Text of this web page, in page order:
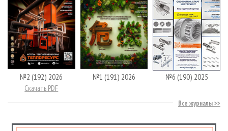
№2 (192) 2026
Скачать PDF
№1 (191) 2026 №6 (190) 2025
Все журналы